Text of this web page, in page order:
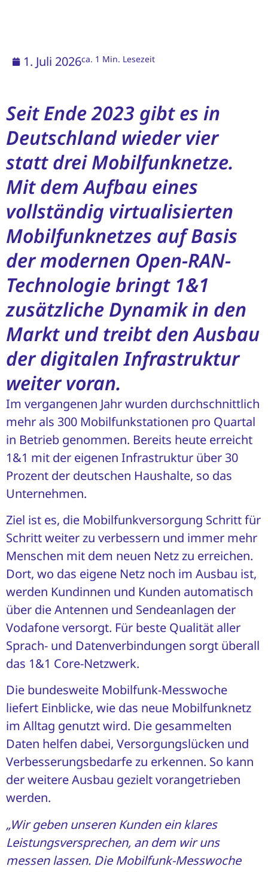
1. Juli 2026ca. 1 Min. Lesezeit
Seit Ende 2023 gibt es in
Deutschland wieder vier
statt drei Mobilfunknetze.
Mit dem Aufbau eines
vollständig virtualisierten
Mobilfunknetzes auf Basis
der modernen Open-RAN-
Technologie bringt 1&1
zusätzliche Dynamik in den
Markt und treibt den Ausbau
der digitalen Infrastruktur
weiter voran.
Im vergangenen Jahr wurden durchschnittlich
mehr als 300 Mobilfunkstationen pro Quartal
in Betrieb genommen. Bereits heute erreicht
1&1 mit der eigenen Infrastruktur über 30
Prozent der deutschen Haushalte, so das
Unternehmen.
Ziel ist es, die Mobilfunkversorgung Schritt für
Schritt weiter zu verbessern und immer mehr
Menschen mit dem neuen Netz zu erreichen.
Dort, wo das eigene Netz noch im Ausbau ist,
werden Kundinnen und Kunden automatisch
über die Antennen und Sendeanlagen der
Vodafone versorgt. Für beste Qualität aller
Sprach- und Datenverbindungen sorgt überall
das 1&1 Core-Netzwerk.
Die bundesweite Mobilfunk-Messwoche
liefert Einblicke, wie das neue Mobilfunknetz
im Alltag genutzt wird. Die gesammelten
Daten helfen dabei, Versorgungslücken und
Verbesserungsbedarfe zu erkennen. So kann
der weitere Ausbau gezielt vorangetrieben
werden.
„Wir geben unseren Kunden ein klares
Leistungsversprechen, an dem wir uns
messen lassen. Die Mobilfunk-Messwoche